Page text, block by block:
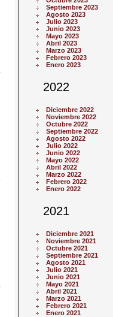
Septiembre 2023
Agosto 2023
Julio 2023
Junio 2023
Mayo 2023
Abril 2023
Marzo 2023
Febrero 2023
Enero 2023
2022
Diciembre 2022
Noviembre 2022
Octubre 2022
Septiembre 2022
Agosto 2022
Julio 2022
Junio 2022
Mayo 2022
Abril 2022
Marzo 2022
Febrero 2022
Enero 2022
2021
Diciembre 2021
Noviembre 2021
Octubre 2021
Septiembre 2021
Agosto 2021
Julio 2021
Junio 2021
Mayo 2021
Abril 2021
Marzo 2021
Febrero 2021
Enero 2021